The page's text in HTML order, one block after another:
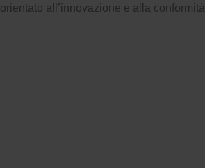
orientato all’innovazione e alla conformità